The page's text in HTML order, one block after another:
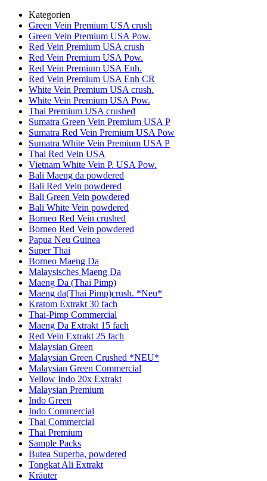
Kategorien
Green Vein Premium USA crush
Green Vein Premium USA Pow.
Red Vein Premium USA crush
Red Vein Premium USA Pow.
Red Vein Premium USA Enh.
Red Vein Premium USA Enh CR
White Vein Premium USA crush.
White Vein Premium USA Pow.
Thai Premium USA crushed
Sumatra Green Vein Premium USA P
Sumatra Red Vein Premium USA Pow
Sumatra White Vein Premium USA P
Thai Red Vein USA
Vietnam White Vein P. USA Pow.
Bali Maeng da powdered
Bali Red Vein powdered
Bali Green Vein powdered
Bali White Vein powdered
Borneo Red Vein crushed
Borneo Red Vein powdered
Papua Neu Guinea
Super Thai
Borneo Maeng Da
Malaysisches Maeng Da
Maeng Da (Thai Pimp)
Maeng da(Thai Pimp)crush. *Neu*
Kratom Extrakt 30 fach
Thai-Pimp Commercial
Maeng Da Extrakt 15 fach
Red Vein Extrakt 25 fach
Malaysian Green
Malaysian Green Crushed *NEU*
Malaysian Green Commercial
Yellow Indo 20x Extrakt
Malaysian Premium
Indo Green
Indo Commercial
Thai Commercial
Thai Premium
Sample Packs
Butea Superba, powdered
Tongkat Ali Extrakt
Kräuter